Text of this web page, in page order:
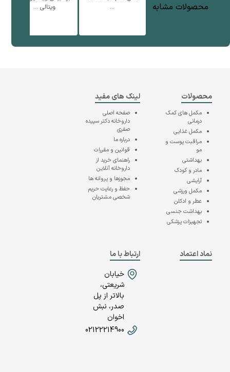
محصولات مشابه
...
ویتالی ...
محصولات
مکمل های کمک
درمانی
مکمل غذایی
مراقبت پوست و
مو
بهداشتی
مادر و کودک
آرایشی
مکمل ورزشی
عطر و ادکلن
بهداشت جنسی
تجهیزات پزشکی
لینک های مفید
صفحه اصلی
داروخانه دکتر سپیده
صفری
درباره ما
قوانین و مقررات
راهنمای خرید از
داروخانه آنلاین
مجوزها و پروانه ها
حفظ و رعایت حریم
شخصی مشتریان
نماد اعتماد
ارتباط با ما
خیابان
شریعتی،
بالاتر از پل
صدر، نبش
اخوان
02122214900